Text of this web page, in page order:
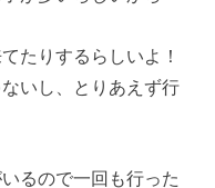
たりするらしいよ！
いし、とりあえず行
るので一回も行った